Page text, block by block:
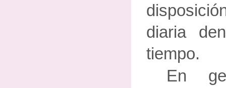
diaria
tiempo.
En